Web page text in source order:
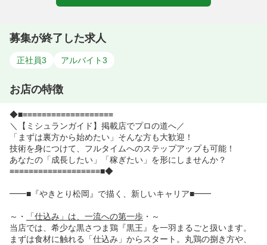
募集が終了した求人
正社員3 アルバイト3
お店の特徴
◆■≡≡≡≡≡≡≡≡≡≡≡≡≡≡≡≡≡≡≡
＼【ミシュランガイド】掲載店でプロの道へ／
「まずは裏方から始めたい」そんな方も大歓迎！
技術を身につけて、フルタイムへのステップアップも可能！
あなたの「成長したい」「稼ぎたい」を形にしませんか？
≡≡≡≡≡≡≡≡≡≡≡≡≡≡≡≡≡≡≡■◆
━━■『やきとり松岡』で描く、新しいキャリア■━━
～・ 「仕込み」は、一流への第一歩 ・～
当店では、希少な黒さつま鶏『黒王』を一羽まるごと扱います。
まずは食材に触れる「仕込み」からスタート。丸鶏の捌き方や、